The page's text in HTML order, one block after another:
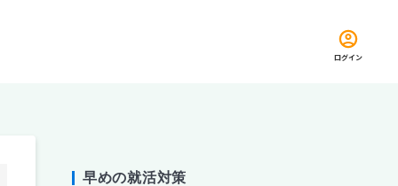
ログイン
早めの就活対策